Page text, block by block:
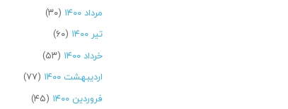
مرداد ۱۴۰۰
(۳۰)
تیر ۱۴۰۰
(۶۰)
خرداد ۱۴۰۰
(۵۳)
اردیبهشت ۱۴۰۰
(۷۷)
فروردین ۱۴۰۰
(۴۵)